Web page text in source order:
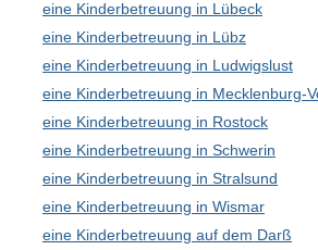
eine Kinderbetreuung in Lübeck
eine Kinderbetreuung in Lübz
eine Kinderbetreuung in Ludwigslust
eine Kinderbetreuung in Mecklenburg-
eine Kinderbetreuung in Rostock
eine Kinderbetreuung in Schwerin
eine Kinderbetreuung in Stralsund
eine Kinderbetreuung in Wismar
eine Kinderbetreuung auf dem Darß